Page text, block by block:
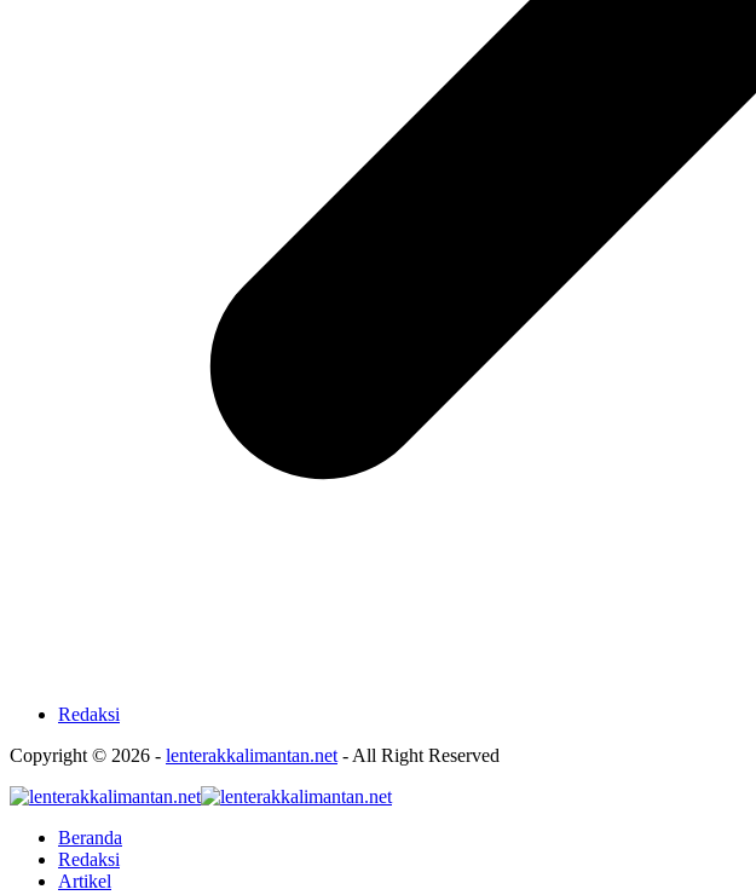
Redaksi
Copyright © 2026 - lenterakkalimantan.net - All Right Reserved
Beranda
Redaksi
Artikel